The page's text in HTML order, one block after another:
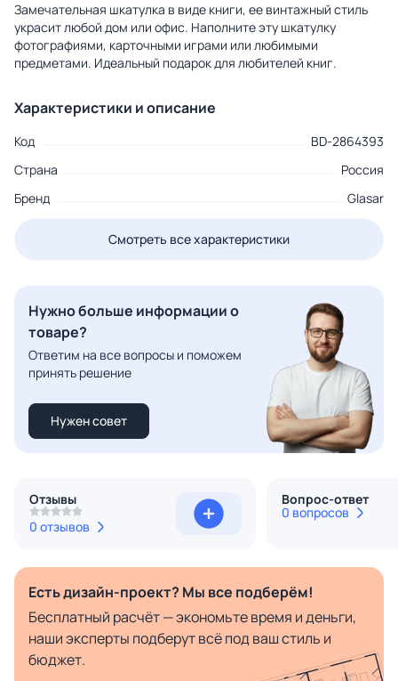
Замечательная шкатулка в виде книги, ее винтажный стиль
украсит любой дом или офис. Наполните эту шкатулку
фотографиями, карточными играми или любимыми
предметами. Идеальный подарок для любителей книг.
Характеристики и описание
Код
BD-2864393
Страна
Россия
Бренд
Glasar
Смотреть все характеристики
Нужно больше информации о
товаре?
Ответим на все вопросы и поможем
принять решение
Нужен совет
Отзывы
0 отзывов
Вопрос-ответ
0 вопросов
Есть дизайн-проект? Мы все подберём!
Бесплатный расчёт — экономьте время и деньги,
наши эксперты подберут всё под ваш стиль и
бюджет.